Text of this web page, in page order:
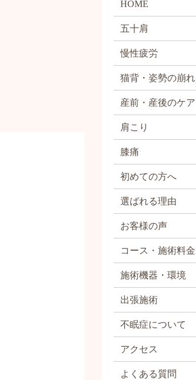
HOME
五十肩
慢性疲労
猫背・姿勢の崩れ
産前・産後のケア
肩こり
膝痛
初めての方へ
選ばれる理由
お客様の声
コース・施術料金
施術機器・環境
出張施術
不眠症について
アクセス
よくある質問